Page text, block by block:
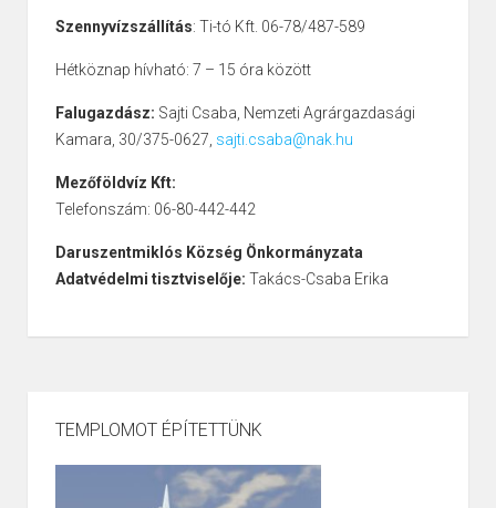
Szennyvízszállítás: Ti-tó Kft. 06-78/487-589
Hétköznap hívható: 7 – 15 óra között
Falugazdász: Sajti Csaba, Nemzeti Agrárgazdasági
Kamara, 30/375-0627, sajti.csaba@nak.hu
Mezőföldvíz Kft:
Telefonszám: 06-80-442-442
Daruszentmiklós Község Önkormányzata
Adatvédelmi tisztviselője: Takács-Csaba Erika
TEMPLOMOT ÉPÍTETTÜNK